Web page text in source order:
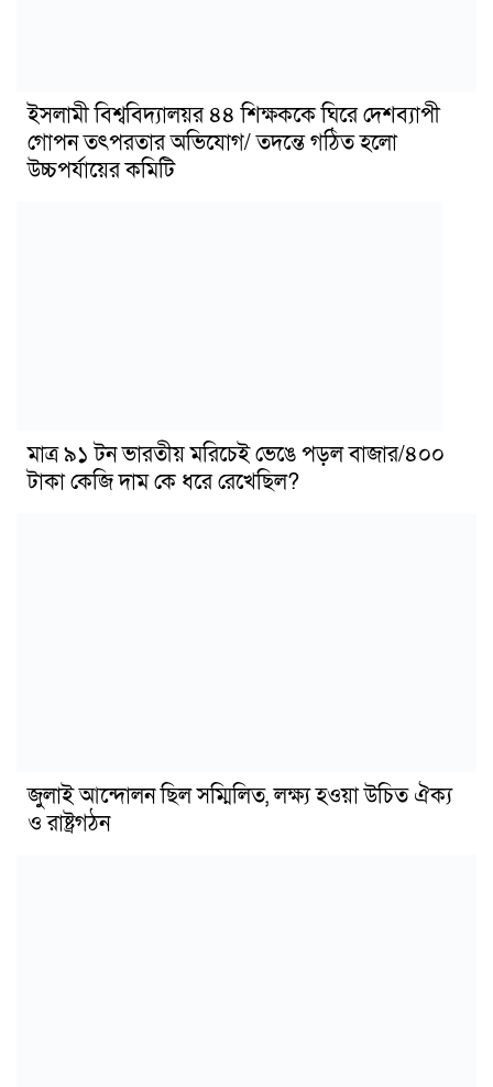
ইসলামী বিশ্ববিদ্যালয়র ৪৪ শিক্ষককে ঘিরে দেশব্যাপী
গোপন তৎপরতার অভিযোগ/ তদন্তে গঠিত হলো
উচ্চপর্যায়ের কমিটি
মাত্র ৯১ টন ভারতীয় মরিচেই ভেঙে পড়ল বাজার/৪০০
টাকা কেজি দাম কে ধরে রেখেছিল?
জুলাই আন্দোলন ছিল সম্মিলিত, লক্ষ্য হওয়া উচিত ঐক্য
ও রাষ্ট্রগঠন